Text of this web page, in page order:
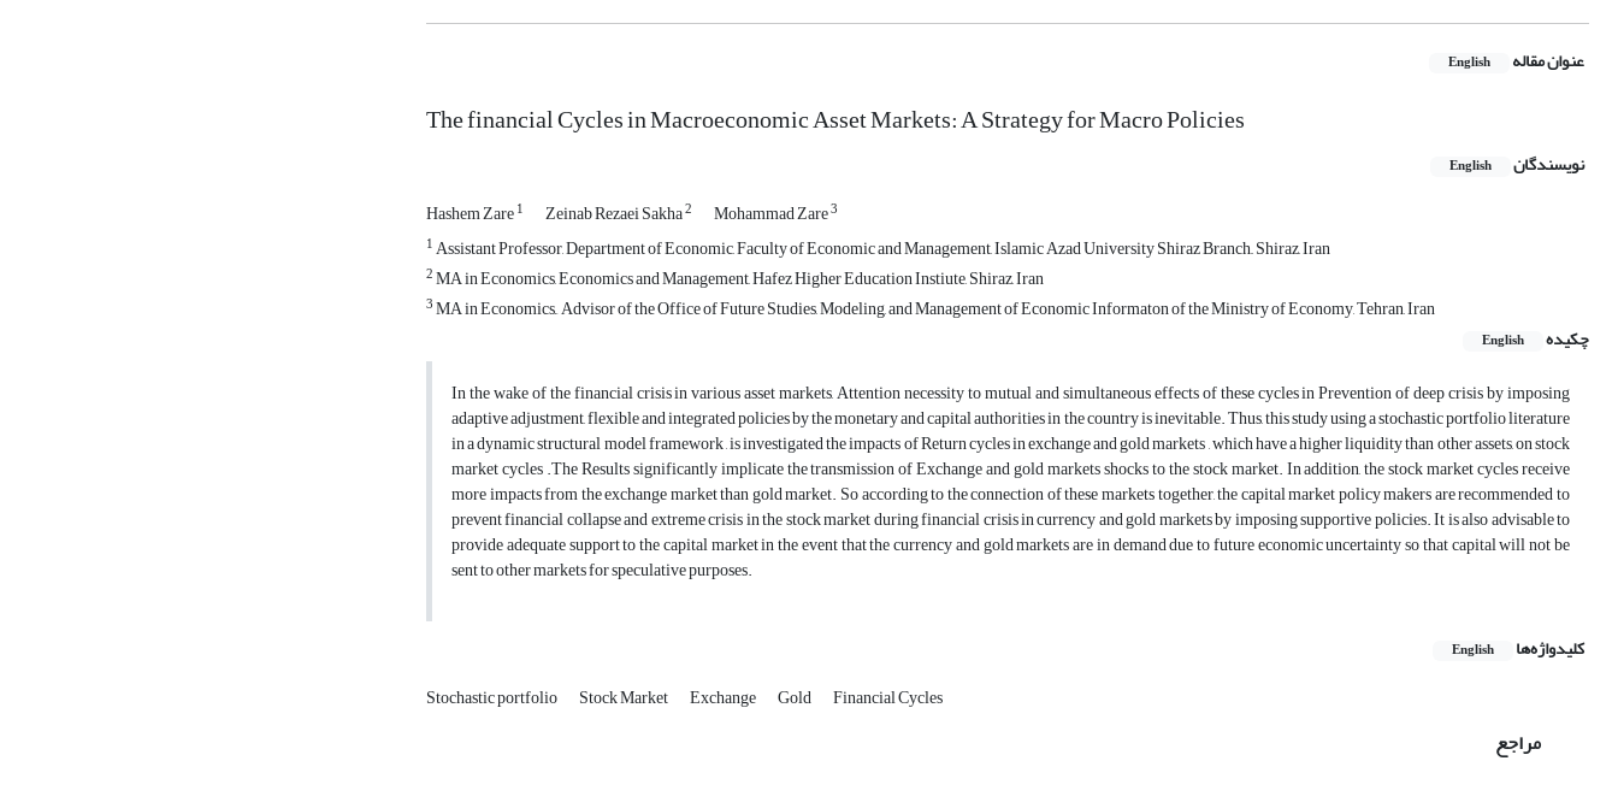
عنوان مقاله English
The financial Cycles in Macroeconomic Asset Markets: A Strategy for Macro Policies
نویسندگان English
Hashem Zare1 Zeinab Rezaei Sakha2 Mohammad Zare3
1Assistant Professor, Department of Economic, Faculty of Economic and Management, Islamic Azad University Shiraz Branch,, Shiraz, Iran
2MA in Economics, Economics and Management, Hafez Higher Education Instiute, Shiraz, Iran
3MA in Economics, َ Advisor of the Office of Future Studies, Modeling, and Management of Economic Informaton of the Ministry of Economy, Tehran, Iran
چکیده
English
In the wake of the financial crisis in various asset markets, Attention necessity to mutual and simultaneous effects of these cycles in Prevention of deep crisis by imposing
adaptive adjustment, flexible and integrated policies by the monetary and capital authorities in the country is inevitable. Thus, this study using a stochastic portfolio literature
in a dynamic structural model framework , is investigated the impacts of Return cycles in exchange and gold markets , which have a higher liquidity than other assets, on stock
market cycles .The Results significantly implicate the transmission of Exchange and gold markets shocks to the stock market. In addition, the stock market cycles receive
more impacts from the exchange market than gold market. So according to the connection of these markets together, the capital market policy makers are recommended to
prevent financial collapse and extreme crisis in the stock market during financial crisis in currency and gold markets by imposing supportive policies. It is also advisable to
provide adequate support to the capital market in the event that the currency and gold markets are in demand due to future economic uncertainty so that capital will not be
sent to other markets for speculative purposes.
کلیدواژه‌ها English
Stochastic portfolio Stock Market Exchange Gold Financial Cycles
مراجع